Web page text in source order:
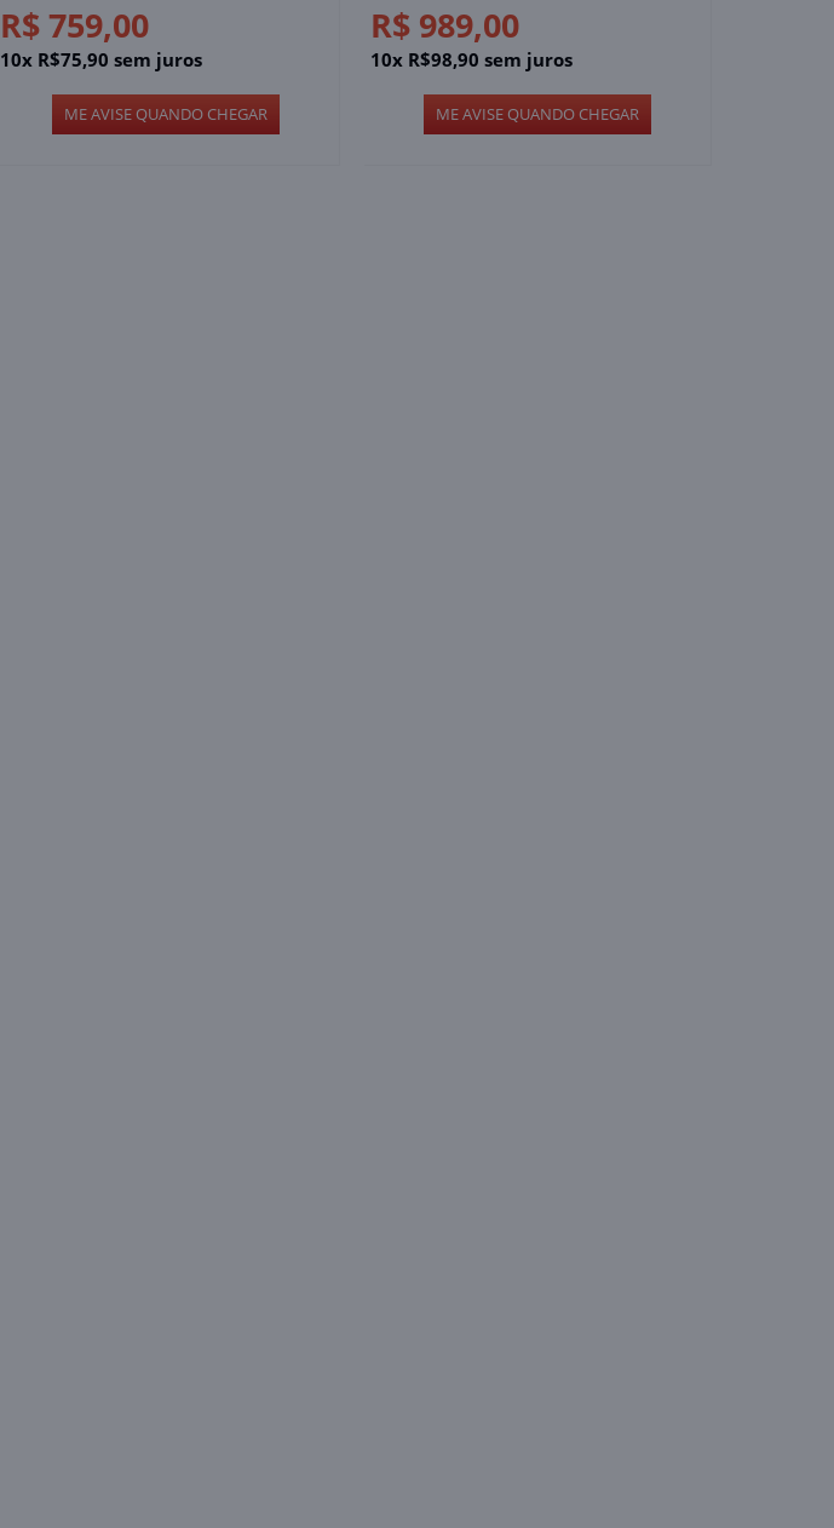
R$ 759,00
10x R$75,90 sem juros
ME AVISE QUANDO CHEGAR
R$ 989,00
10x R$98,90 sem juros
ME AVISE QUANDO CHEGAR